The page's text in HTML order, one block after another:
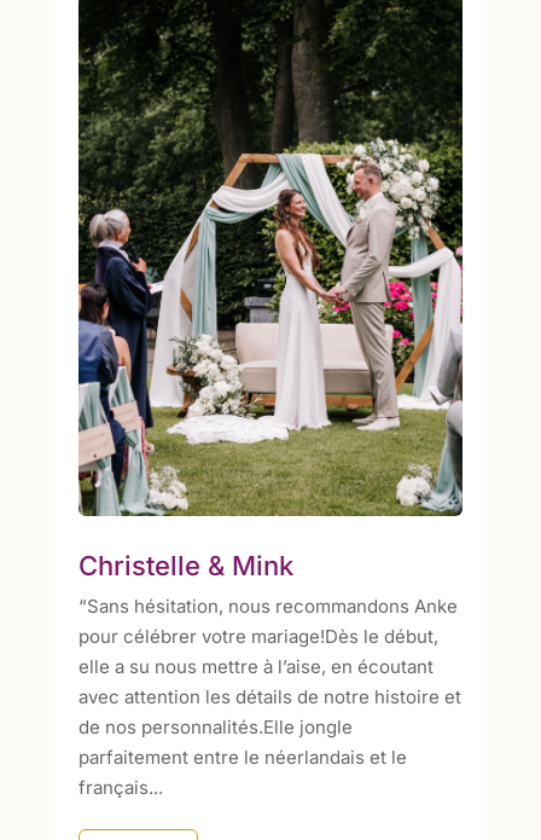
Christelle & Mink
“Sans hésitation, nous recommandons Anke
pour célébrer votre mariage!Dès le début,
elle a su nous mettre à l’aise, en écoutant
avec attention les détails de notre histoire et
de nos personnalités.Elle jongle
parfaitement entre le néerlandais et le
français...